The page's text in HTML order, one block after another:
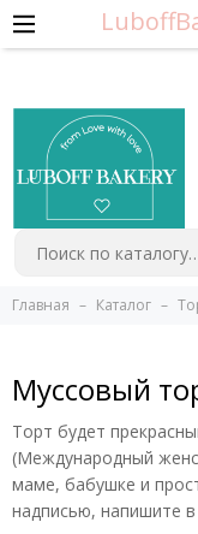
Главная Каталог
Муссовый
Торт будет
(Международный
маме, бабушке и
надписью, напишите